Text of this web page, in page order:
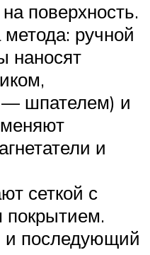
поверхность.
ручной
наносят
— шпателем) и
и
сеткой с
покрытием.
и последующий